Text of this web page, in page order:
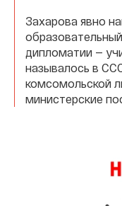
Захарова явно
дипломатии —
называлось в
комсомольской
министерские